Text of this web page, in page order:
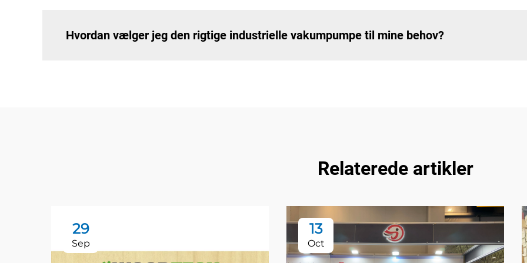
Hvordan vælger jeg den rigtige industrielle vakumpumpe til mine behov?
Relaterede artikler
29
Sep
13
Oct